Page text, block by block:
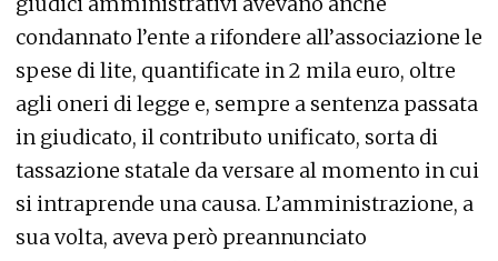
condannato l’ente a rifondere all’associazione le
spese di lite, quantificate in 2 mila euro, oltre
agli oneri di legge e, sempre a sentenza passata
in giudicato, il contributo unificato, sorta di
tassazione statale da versare al momento in cui
si intraprende una causa. L’amministrazione, a
sua volta, aveva però preannunciato